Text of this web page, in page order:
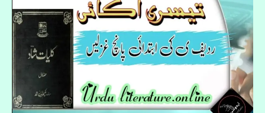
Kulliyat-
e-
Shaad
radeef
YA
ki
ibtedai